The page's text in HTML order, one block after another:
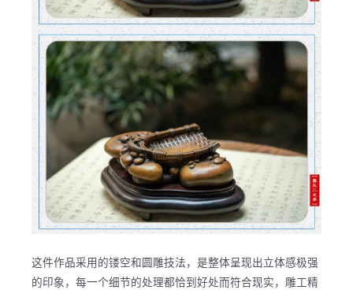
这件作品采用的镂空和圆雕技法，是整体呈现出立体感极强
的印象，每一个细节的处理都恰到好处而符合现实，雕工精